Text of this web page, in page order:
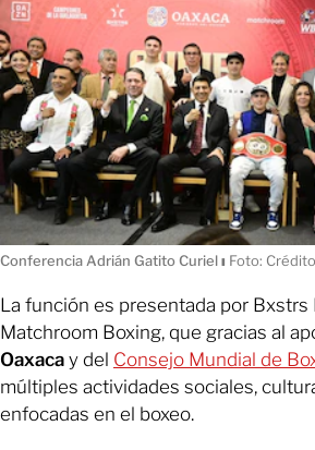
Conferencia Adrián Gatito Curielı Foto:
La función es presentada por
Matchroom Boxing, que gracias al
Oaxaca y del Consejo Mundial de
múltiples actividades sociales,
enfocadas en el boxeo.